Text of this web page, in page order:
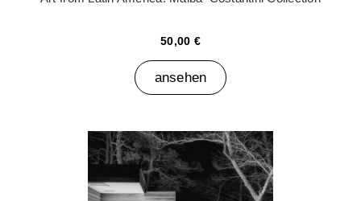
50,00 €
ansehen